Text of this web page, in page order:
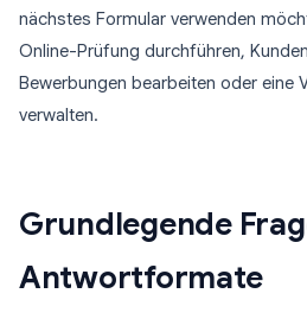
nächstes Formular verwenden
Online-Prüfung durchführen,
Bewerbungen bearbeiten oder eine
verwalten.
Grundlegende
Antwortformate